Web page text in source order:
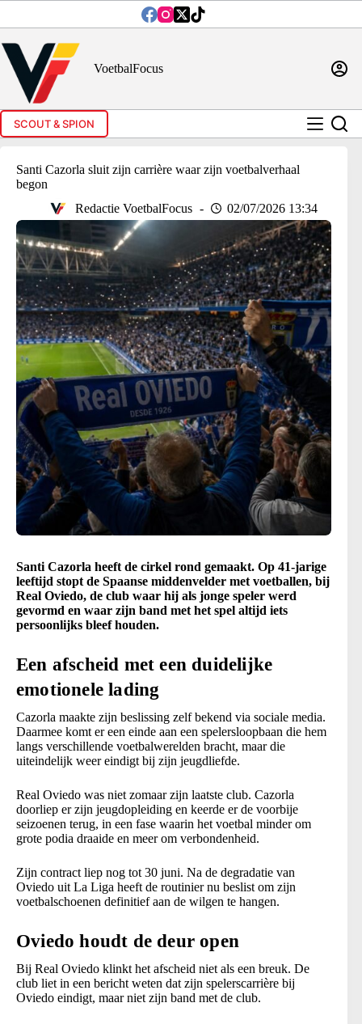
inhoud
VoetbalFocus
SCOUT & SPION
Santi Cazorla sluit zijn carrière waar zijn voetbalverhaal
begon
Redactie VoetbalFocus
02/07/2026 13:34
Santi Cazorla heeft de cirkel rond gemaakt. Op 41-jarige
leeftijd stopt de Spaanse middenvelder met voetballen, bij
Real Oviedo, de club waar hij als jonge speler werd
gevormd en waar zijn band met het spel altijd iets
persoonlijks bleef houden.
Een afscheid met een duidelijke
emotionele lading
Cazorla maakte zijn beslissing zelf bekend via sociale media.
Daarmee komt er een einde aan een spelersloopbaan die hem
langs verschillende voetbalwerelden bracht, maar die
uiteindelijk weer eindigt bij zijn jeugdliefde.
Real Oviedo was niet zomaar zijn laatste club. Cazorla
doorliep er zijn jeugdopleiding en keerde er de voorbije
seizoenen terug, in een fase waarin het voetbal minder om
grote podia draaide en meer om verbondenheid.
Zijn contract liep nog tot 30 juni. Na de degradatie van
Oviedo uit La Liga heeft de routinier nu beslist om zijn
voetbalschoenen definitief aan de wilgen te hangen.
Oviedo houdt de deur open
Bij Real Oviedo klinkt het afscheid niet als een breuk. De
club liet in een bericht weten dat zijn spelerscarrière bij
Oviedo eindigt, maar niet zijn band met de club.